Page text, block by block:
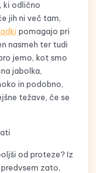
ki odlično
jih ni več tam,
pomagajo pri
nasmeh ter tudi
jemo, kot smo
jabolka,
in podobno,
težave, če se
od proteze? Iz
zato,